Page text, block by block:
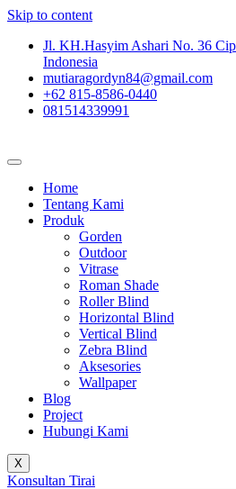
Skip to content
Jl. KH.Hasyim Ashari No. 36
Indonesia
mutiaragordyn84@gmail.com
+62 815-8586-0440
081514339991
Home
Tentang Kami
Produk
Gorden
Outdoor
Vitrase
Roman Shade
Roller Blind
Horizontal Blind
Vertical Blind
Zebra Blind
Aksesories
Wallpaper
Blog
Project
Hubungi Kami
X
Konsultan Tirai